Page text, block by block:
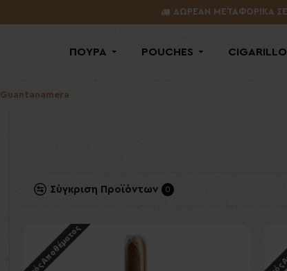
ΔΩΡΕΑΝ ΜΕΤΑΦΟΡΙΚΑ
ΠΟΥΡΑ POUCHES
Guantanamera
Σύγκριση Προϊόντων 0
Εκτός Αποθέματος